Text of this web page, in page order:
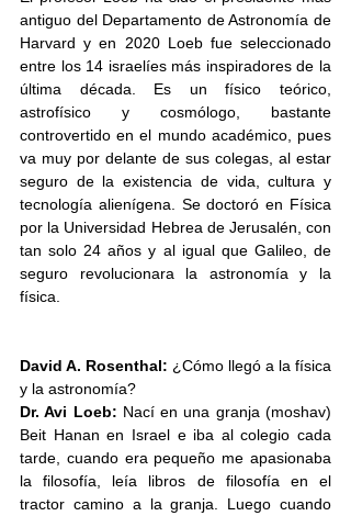
antiguo del Departamento de Astronomía de
Harvard y en 2020 Loeb fue seleccionado
entre los 14 israelíes más inspiradores de la
última década. Es un físico teórico,
astrofísico y cosmólogo, bastante
controvertido en el mundo académico, pues
va muy por delante de sus colegas, al estar
seguro de la existencia de vida, cultura y
tecnología alienígena. Se doctoró en Física
por la Universidad Hebrea de Jerusalén, con
tan solo 24 años y al igual que Galileo, de
seguro revolucionara la astronomía y la
física.
David A. Rosenthal: ¿Cómo llegó a la física
y la astronomía?
Dr. Avi Loeb: Nací en una granja (moshav)
Beit Hanan en Israel e iba al colegio cada
tarde, cuando era pequeño me apasionaba
la filosofía, leía libros de filosofía en el
tractor camino a la granja. Luego cuando